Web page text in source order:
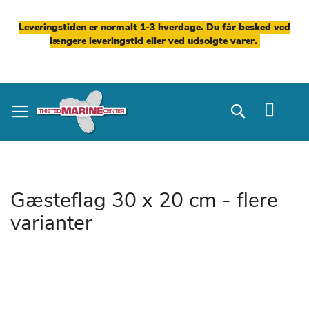
Leveringstiden er normalt 1-3 hverdage. Du får besked ved
længere leveringstid eller ved udsolgte varer.
to
Content
Search
Gæsteflag 30 x 20 cm - flere
varianter